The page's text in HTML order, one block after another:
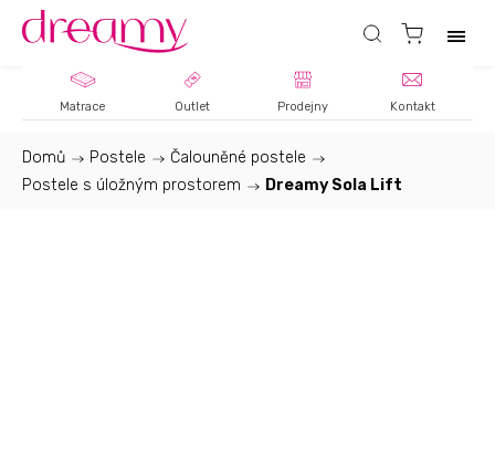
Matrace Outlet Prodejny Kontakt
Domů / Postele / Čalouněné postele /
Postele s úložným prostorem / Dreamy Sola Lift